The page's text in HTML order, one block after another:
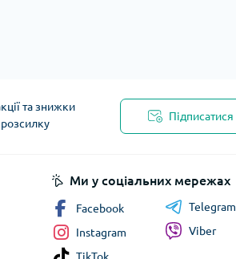
та знижки
Підписатися
Ми у соціальних мережах
Facebook
Instagram
TikTok
Telegram
Viber